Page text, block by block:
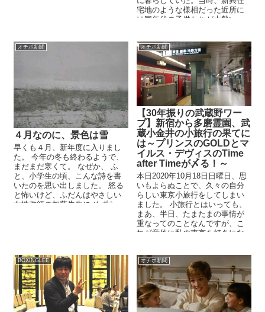
宅地のような様相だった近所に
は同年代の子供たちが大勢い
オチボ新聞
４月なのに、景色は雪
早くも４月、新年度に入りまし
た。 今年の冬も終わるようで、
まだまだ寒くて。 なぜか、 ふ
と、小学生の頃、こんな詩を書
いたのを思い出しました。 怒る
と怖いけど、ふだんはやさしい
女性教師の加藤先生に めずら...
オチボ新聞
【30年振りの武蔵野ワー
プ】新宿から多磨霊園、武
蔵小金井の小旅行の果てに
は～プリンスのGOLDとマ
イルス・デヴィスのTime
after Timeが〆る！～
本日2020年10月18日日曜日、思
いもよらぬことで、久々の自分
らしい東京小旅行をしてしまい
ました。 小旅行とはいっても、
まあ、半日、たまたまの事情が
重なってのことなんですが、こ
れが意外に私の東京を好きにな
BOXINGLEE オチボ新聞